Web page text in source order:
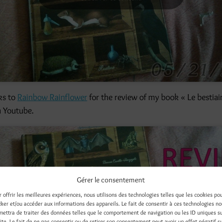
Gérer le consentement
offrir les meilleures expériences, nous utilisons des technologies telles que les cookies
et/ou accéder aux informations des appareils. Le fait de consentir à ces technologies
de traiter des données telles que le comportement de navigation ou les ID uniques
to Rainbow Rainflower for the review of my book « Le
Youtube.
Cliquez pour accepter les cookies marketing